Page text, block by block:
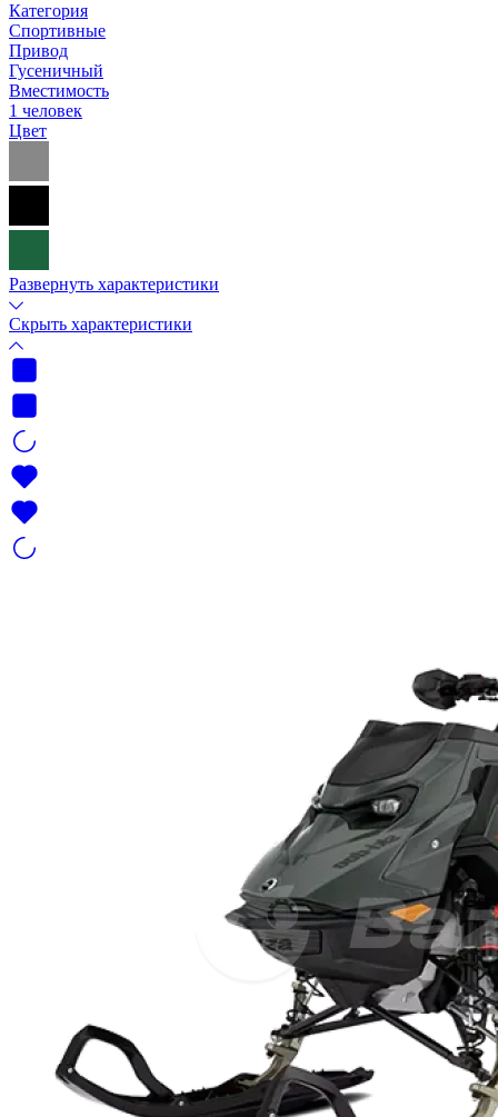
Категория
Спортивные
Привод
Гусеничный
Вместимость
1 человек
Цвет
Развернуть характеристики
Скрыть характеристики